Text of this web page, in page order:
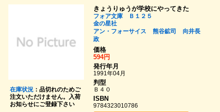
在庫状況：品切れのためご
注文いただけません。入荷
お知らせにご登録下さい
きょうりゅうが学校にやってきた
フォア文庫 Ｂ１２５
金の星社
アン・フォーサイス
熊谷鉱司
向井長
政
価格
594円
発行年月
1991年04月
判型
Ｂ４０
ISBN
9784323010786